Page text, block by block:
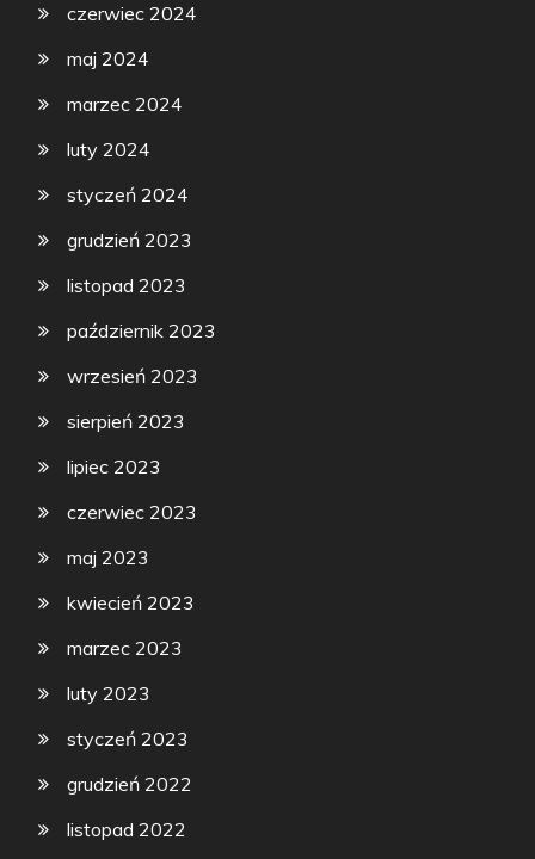
czerwiec 2024
maj 2024
marzec 2024
luty 2024
styczeń 2024
grudzień 2023
listopad 2023
październik 2023
wrzesień 2023
sierpień 2023
lipiec 2023
czerwiec 2023
maj 2023
kwiecień 2023
marzec 2023
luty 2023
styczeń 2023
grudzień 2022
listopad 2022